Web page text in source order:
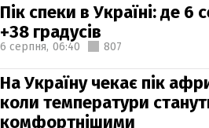
Пік спеки в Україні: де 6
+38 градусів
6 серпня, 06:40 807
На Україну чекає пік
коли температури
комфортнішими